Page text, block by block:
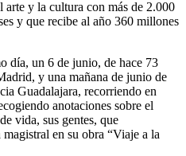
arte y la cultura con más de 2.000
y que recibe al año 360 millones
día, un 6 de junio, de hace 73
y una mañana de junio de
Guadalajara, recorriendo en
anotaciones sobre el
vida, sus gentes, que
en su obra “Viaje a la